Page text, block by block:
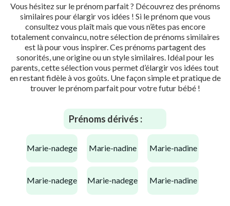
Vous hésitez sur le prénom parfait ? Découvrez des prénoms
similaires pour élargir vos idées ! Si le prénom que vous
consultez vous plaît mais que vous n’êtes pas encore
totalement convaincu, notre sélection de prénoms similaires
est là pour vous inspirer. Ces prénoms partagent des
sonorités, une origine ou un style similaires. Idéal pour les
parents, cette sélection vous permet d’élargir vos idées tout
en restant fidèle à vos goûts. Une façon simple et pratique de
trouver le prénom parfait pour votre futur bébé !
Prénoms dérivés :
marie-nadege marie-nadine marie-nadine
marie-nadege marie-nadege marie-nadine